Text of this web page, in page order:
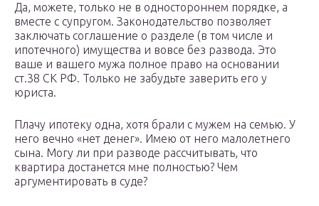
Да, можете, только не в одностороннем порядке, а
вместе с супругом. Законодательство позволяет
заключать соглашение о разделе (в том числе и
ипотечного) имущества и вовсе без развода. Это
ваше и вашего мужа полное право на основании
ст.38 СК РФ. Только не забудьте заверить его у
юриста.
Плачу ипотеку одна, хотя брали с мужем на семью. У
него вечно «нет денег». Имею от него малолетнего
сына. Могу ли при разводе рассчитывать, что
квартира достанется мне полностью? Чем
аргументировать в суде?